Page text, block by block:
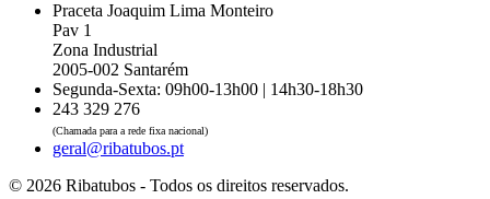
Praceta Joaquim Lima Monteiro
Pav 1
Zona Industrial
2005-002 Santarém
Segunda-Sexta: 09h00-13h00 | 14h30-18h30
243 329 276
(Chamada para a rede fixa nacional)
geral@ribatubos.pt
© 2026 Ribatubos - Todos os direitos reservados.